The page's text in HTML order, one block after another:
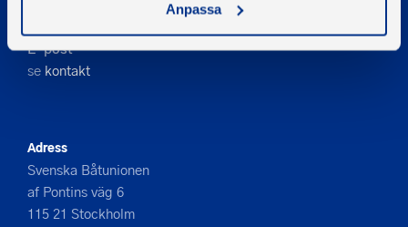
Anpassa
E-post
se kontakt
Adress
Svenska Båtunionen
af Pontins väg 6
115 21 Stockholm